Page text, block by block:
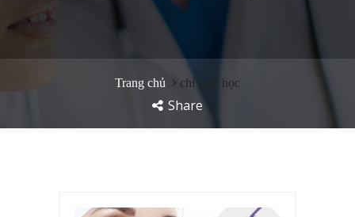
Trang chủ chỉ sinh học
Share